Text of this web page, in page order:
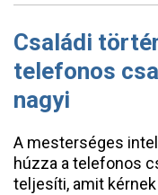
Családi
telefonos
nagyi
A mesterséges
húzza a telefonos
teljesíti, amit